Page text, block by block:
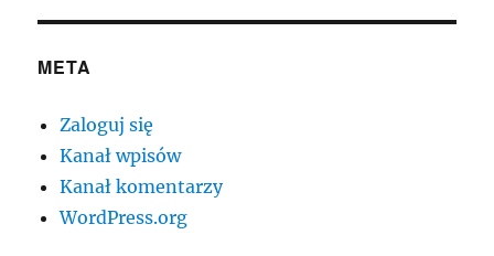
META
Zaloguj się
Kanał wpisów
Kanał komentarzy
WordPress.org